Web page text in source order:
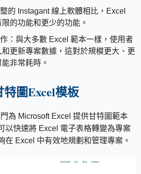
的 Instagant 線上軟體相比，Excel
的功能和更少的功能。
：與大多數 Excel 範本一樣，使用者
更新專案數據，這對於規模更大、更
非常耗時。
特圖Excel模板
為 Microsoft Excel 提供甘特圖範本
以快速將 Excel 電子表格轉變為專案
在 Excel 中有效地規劃和管理專案。